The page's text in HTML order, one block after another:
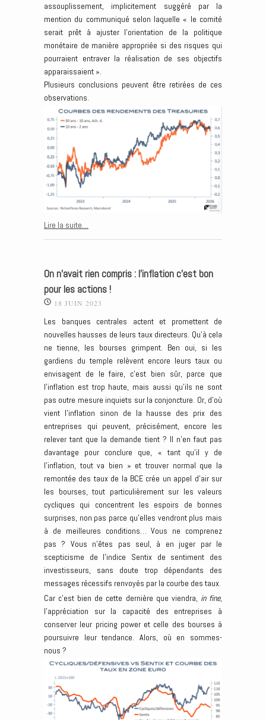
assouplissement, implicitement suggéré par la
mention du communiqué selon laquelle « le comité
serait prêt à ajuster l’orientation de la politique
monétaire de manière appropriée si des risques qui
pourraient entraver la réalisation de ses objectifs
apparaissaient ».
Plusieurs conclusions peuvent être retirées de ces
observations.
Lire la suite…
On n’avait rien compris : l’inflation c’est bon
pour les actions !
18 JUIN 2023
Les banques centrales actent et promettent de
nouvelles hausses de leurs taux directeurs. Qu’à cela
ne tienne, les bourses grimpent. Ben oui, si les
gardiens du temple relèvent encore leurs taux ou
envisagent de le faire, c’est bien sûr, parce que
l’inflation est trop haute, mais aussi qu’ils ne sont
pas outre mesure inquiets sur la conjoncture. Or, d’où
vient l’inflation sinon de la hausse des prix des
entreprises qui peuvent, précisément, encore les
relever tant que la demande tient ? Il n’en faut pas
davantage pour conclure que, « tant qu’il y de
l’inflation, tout va bien » et trouver normal que la
remontée des taux de la BCE crée un appel d’air sur
les bourses, tout particulièrement sur les valeurs
cycliques qui concentrent les espoirs de bonnes
surprises, non pas parce qu’elles vendront plus mais
à de meilleures conditions… Vous ne comprenez
pas ? Vous n’êtes pas seul, à en juger par le
scepticisme de l’indice Sentix de sentiment des
investisseurs, sans doute trop dépendants des
messages récessifs renvoyés par la courbe des taux.
Car c’est bien de cette dernière que viendra, in fine,
l’appréciation sur la capacité des entreprises à
conserver leur pricing power et celle des bourses à
poursuivre leur tendance. Alors, où en sommes-
nous ?